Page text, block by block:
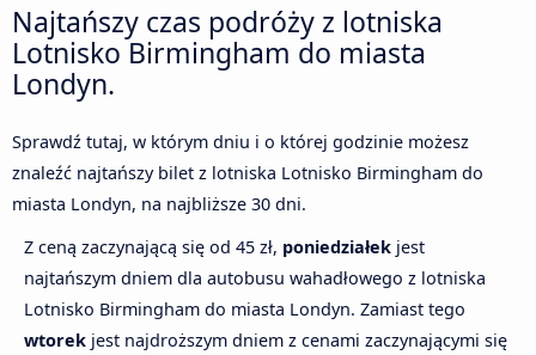
Najtańszy czas podróży z lotniska
Lotnisko Birmingham do miasta
Londyn.
Sprawdź tutaj, w którym dniu i o której godzinie możesz
znaleźć najtańszy bilet z lotniska Lotnisko Birmingham do
miasta Londyn, na najbliższe 30 dni.
Z ceną zaczynającą się od 45 zł, poniedziałek jest
najtańszym dniem dla autobusu wahadłowego z lotniska
Lotnisko Birmingham do miasta Londyn. Zamiast tego
wtorek jest najdroższym dniem z cenami zaczynającymi się